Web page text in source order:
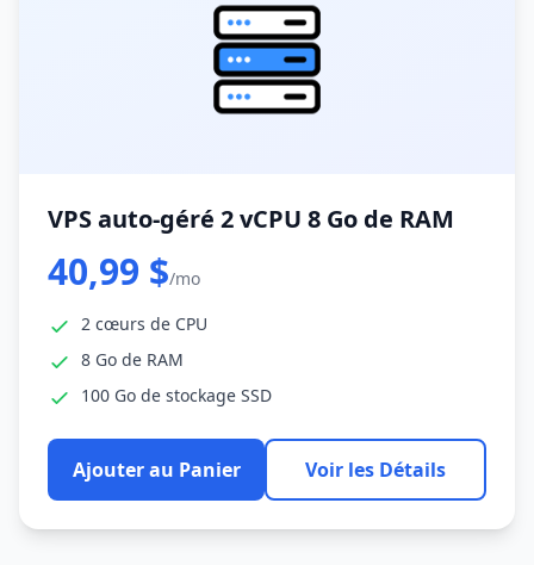
VPS auto-géré 2 vCPU 8 Go de RAM
40,99 $/mo
2 cœurs de CPU
8 Go de RAM
100 Go de stockage SSD
Ajouter au Panier Voir les Détails